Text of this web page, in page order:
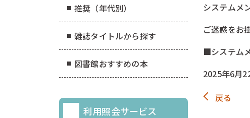
システムメ
ご迷惑をお
■システム
2025年6月
戻る
推奨（年代別）
雑誌タイトルから探す
図書館おすすめの本
利用照会サービス